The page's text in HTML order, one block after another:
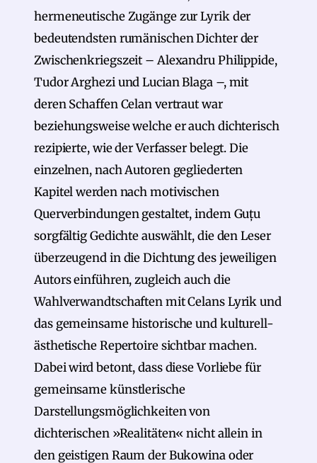
hermeneutische Zugänge zur Lyrik der
bedeutendsten rumänischen Dichter der
Zwischenkriegszeit – Alexandru Philippide,
Tudor Arghezi und Lucian Blaga –, mit
deren Schaffen Celan vertraut war
beziehungsweise welche er auch dichterisch
rezipierte, wie der Verfasser belegt. Die
einzelnen, nach Autoren gegliederten
Kapitel werden nach motivischen
Querverbindungen gestaltet, indem Guțu
sorgfältig Gedichte auswählt, die den Leser
überzeugend in die Dichtung des jeweiligen
Autors einführen, zugleich auch die
Wahlverwandtschaften mit Celans Lyrik und
das gemeinsame historische und kulturell-
ästhetische Repertoire sichtbar machen.
Dabei wird betont, dass diese Vorliebe für
gemeinsame künstlerische
Darstellungsmöglichkeiten von
dichterischen »Realitäten« nicht allein in
den geistigen Raum der Bukowina oder